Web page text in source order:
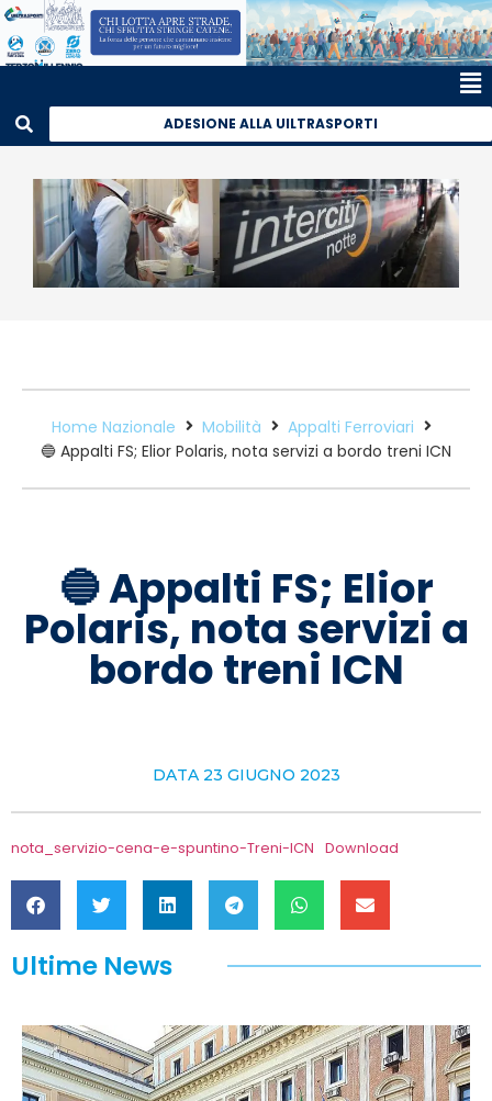
ADESIONE ALLA UILTRASPORTI
Home Nazionale Mobilità
Appalti Ferroviari
🔵 Appalti FS; Elior Polaris, nota servizi a bordo treni ICN
🔵 Appalti FS; Elior
Polaris, nota servizi a
bordo treni ICN
DATA 23 GIUGNO 2023
nota_servizio-cena-e-spuntino-Treni-ICN Download
Ultime News